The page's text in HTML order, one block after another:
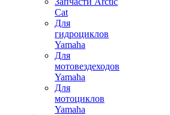
Cat
Для
гидроциклов
Yamaha
Для
мотовездеходов
Yamaha
Для
мотоциклов
Yamaha